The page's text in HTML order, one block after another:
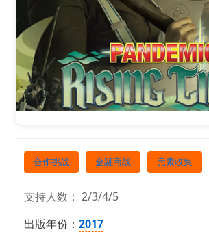
合作挑战 金融商战 元素收集
支持人数： 2/3/4/5
出版年份： 2017